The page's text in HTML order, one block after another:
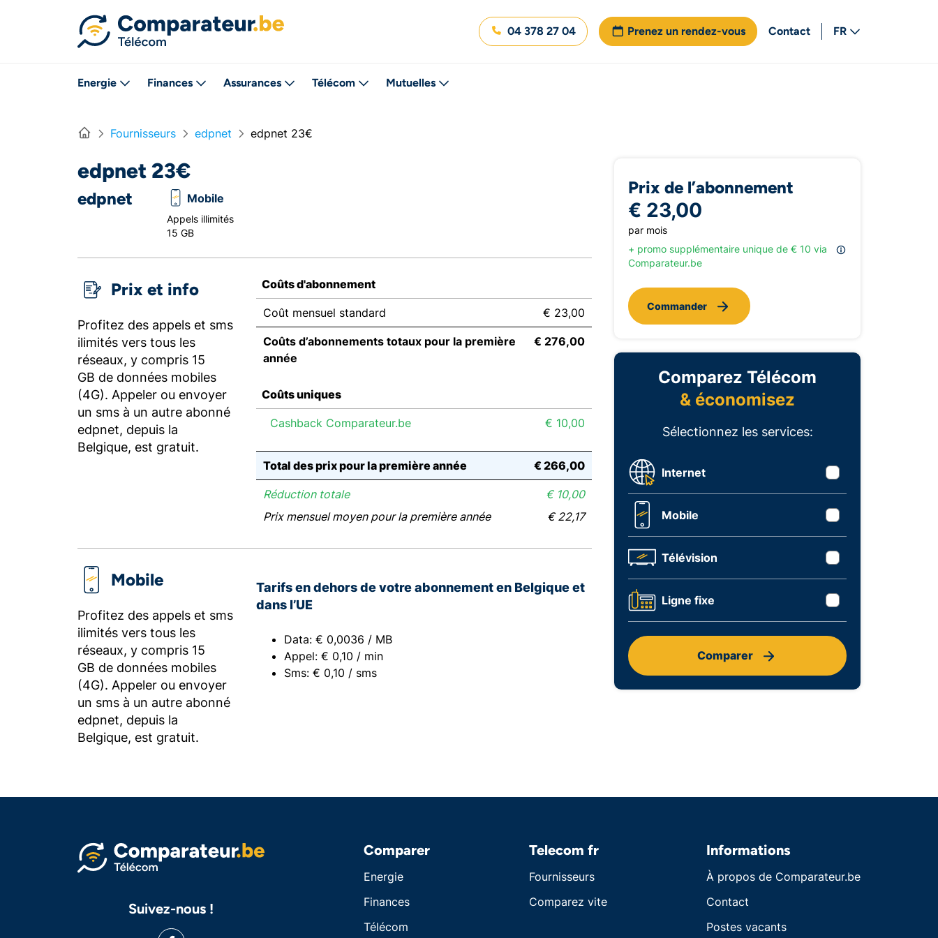
04 378 27 04 Prenez un rendez-vous Contact
FR
Energie Finances Assurances Télécom Mutuelles
Home Fournisseurs edpnet edpnet 23€
edpnet 23€
edpnet Mobile
Appels illimités
15 GB
Prix et info
Profitez des appels et sms
ilimités vers tous les
réseaux, y compris 15
GB de données mobiles
(4G). Appeler ou envoyer
un sms à un autre abonné
edpnet, depuis la
Belgique, est gratuit.
Coûts d'abonnement
Coût mensuel standard € 23,00
Coûts d’abonnements totaux pour la première
année
€ 276,00
Coûts uniques
Cashback Comparateur.be € 10,00
Total des prix pour la première année € 266,00
Réduction totale
€ 10,00
Prix mensuel moyen pour la première année
€ 22,17
Mobile
Profitez des appels et sms
ilimités vers tous les
réseaux, y compris 15
GB de données mobiles
(4G). Appeler ou envoyer
un sms à un autre abonné
edpnet, depuis la
Belgique, est gratuit.
Tarifs en dehors de votre abonnement en Belgique et
dans l’UE
Data: € 0,0036 / MB
Appel: € 0,10 / min
Sms: € 0,10 / sms
Prix de l’abonnement
€ 23,00
par mois
+ promo supplémentaire unique de € 10 via
Comparateur.be
Commander
Comparez Télécom
& économisez
Sélectionnez les services:
Internet
Mobile
Télévision
Ligne fixe
Comparer
Suivez-nous !
Comparer
Energie
Finances
Télécom
Telecom fr
Fournisseurs
Comparez vite
Informations
À propos de Comparateur.be
Contact
Postes vacants